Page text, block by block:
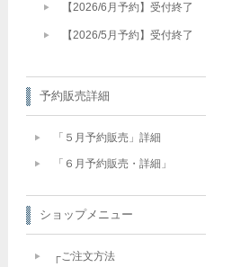
【2026/6月予約】受付終了
【2026/5月予約】受付終了
予約販売詳細
「５月予約販売」詳細
「６月予約販売・詳細」
ショップメニュー
┌ご注文方法